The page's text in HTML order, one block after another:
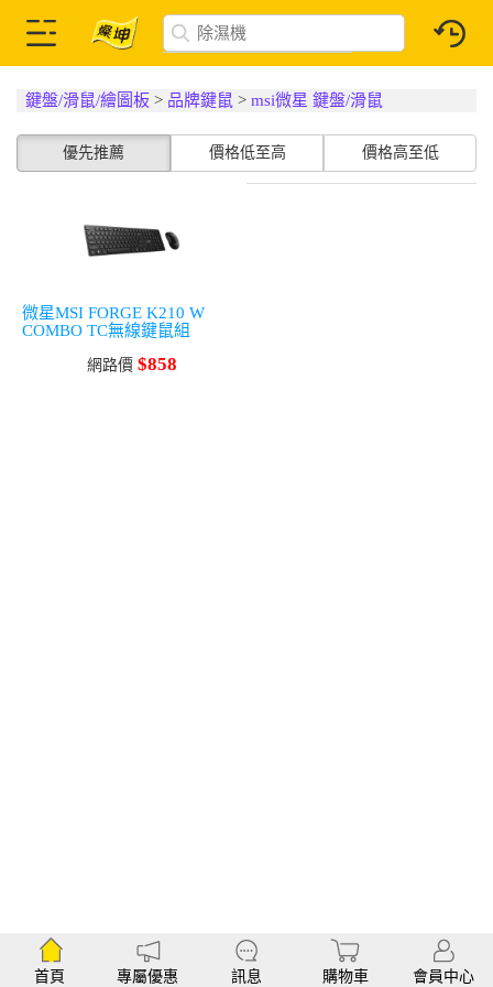
鍵盤/滑鼠/繪圖板 > 品牌鍵鼠 >msi微星 鍵盤/滑鼠
優先推薦 價格低至高 價格高至低
微星MSI FORGE K210 W
COMBO TC無線鍵鼠組
網路價 $858
首頁 專屬優惠 訊息 購物車 會員中心